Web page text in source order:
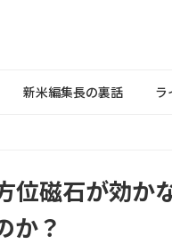
新米編集長の裏話 ラ
磁石が効か
か？